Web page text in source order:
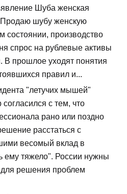
Шуба женская
Продаю шубу женскую
состоянии, производство
спрос на рублевые активы
В прошлое уходят понятия
правил и...
"летучих мышей"
с тем, что
рано или поздно
расстаться с
весомый вклад в
ему тяжело". России нужны
решения проблем